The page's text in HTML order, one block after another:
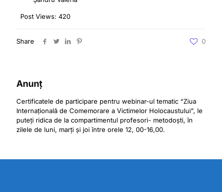
Post Views: 420
Share 0
Anunț
Certificatele de participare pentru webinar-ul tematic “Ziua
Internațională de Comemorare a Victimelor Holocaustului”, le
puteți ridica de la compartimentul profesori- metodoști, în
zilele de luni, marți și joi între orele 12, 00-16,00.